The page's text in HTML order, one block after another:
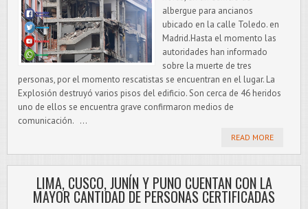
albergue para ancianos
ubicado en la calle Toledo. en
Madrid.Hasta el momento las
autoridades han informado
sobre la muerte de tres
personas, por el momento rescatistas se encuentran en el lugar. La
Explosión destruyó varios pisos del edificio. Son cerca de 46 heridos
uno de ellos se encuentra grave confirmaron medios de
comunicación. ...
READ MORE
LIMA, CUSCO, JUNÍN Y PUNO CUENTAN CON LA
MAYOR CANTIDAD DE PERSONAS CERTIFICADAS